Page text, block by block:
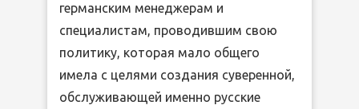
германским менеджерам и
специалистам, проводившим свою
политику, которая мало общего
имела с целями создания суверенной,
обслуживающей именно русские